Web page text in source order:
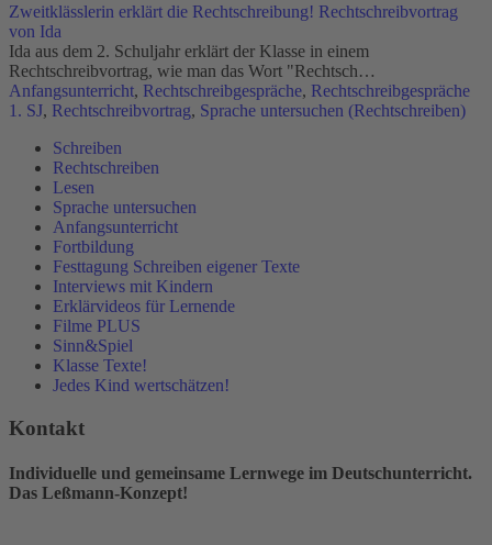
Zweitklässlerin erklärt die Rechtschreibung! Rechtschreibvortrag
von Ida
Ida aus dem 2. Schuljahr erklärt der Klasse in einem
Rechtschreibvortrag, wie man das Wort "Rechtsch…
Anfangsunterricht, Rechtschreibgespräche, Rechtschreibgespräche
1. SJ, Rechtschreibvortrag, Sprache untersuchen (Rechtschreiben)
Schreiben
Rechtschreiben
Lesen
Sprache untersuchen
Anfangsunterricht
Fortbildung
Festtagung Schreiben eigener Texte
Interviews mit Kindern
Erklärvideos für Lernende
Filme PLUS
Sinn&Spiel
Klasse Texte!
Jedes Kind wertschätzen!
Kontakt
Individuelle und gemeinsame Lernwege im Deutschunterricht.
Das Leßmann-Konzept!